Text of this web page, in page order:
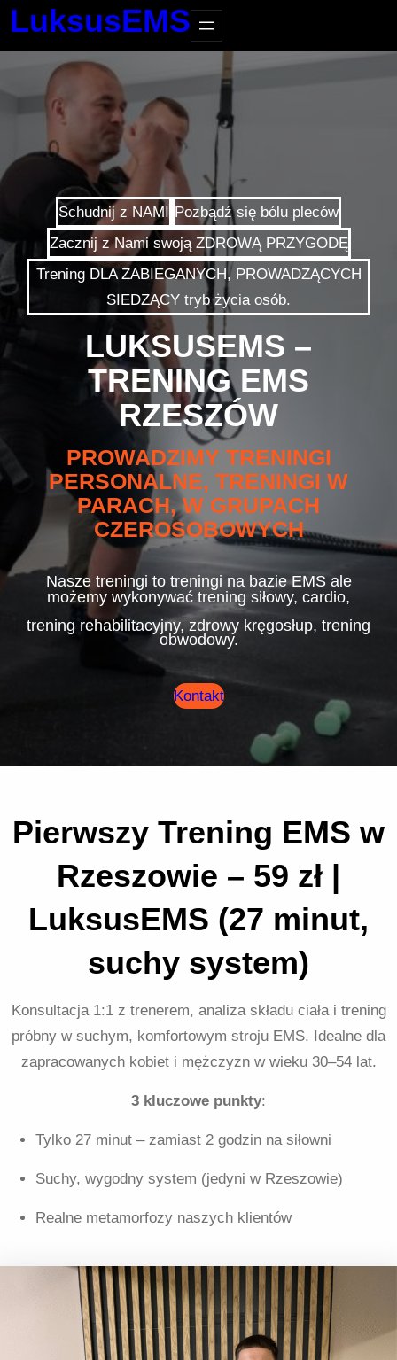
LuksusEMS
Schudnij z NAMI Pozbądź się bólu pleców
Zacznij z Nami swoją ZDROWĄ PRZYGODĘ
Trening DLA ZABIEGANYCH, PROWADZĄCYCH
SIEDZĄCY tryb życia osób.
LUKSUSEMS –
TRENING EMS
RZESZÓW
PROWADZIMY TRENINGI
PERSONALNE, TRENINGI W
PARACH, W GRUPACH
CZEROSOBOWYCH
Nasze treningi to treningi na bazie EMS ale
możemy wykonywać trening siłowy, cardio,
trening rehabilitacyjny, zdrowy kręgosłup, trening
obwodowy.
Kontakt
Pierwszy Trening EMS w
Rzeszowie – 59 zł |
LuksusEMS (27 minut,
suchy system)
Konsultacja 1:1 z trenerem, analiza składu ciała i trening
próbny w suchym, komfortowym stroju EMS. Idealne dla
zapracowanych kobiet i mężczyzn w wieku 30–54 lat.
3 kluczowe punkty:
Tylko 27 minut – zamiast 2 godzin na siłowni
Suchy, wygodny system (jedyni w Rzeszowie)
Realne metamorfozy naszych klientów